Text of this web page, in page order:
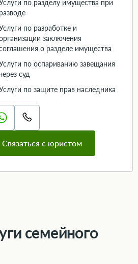
по разделу имущества при
разводе
по разработке и
заключения
о разделе имущества
по оспариванию завещания
суд
по защите прав наследника
Связаться с юристом
семейного